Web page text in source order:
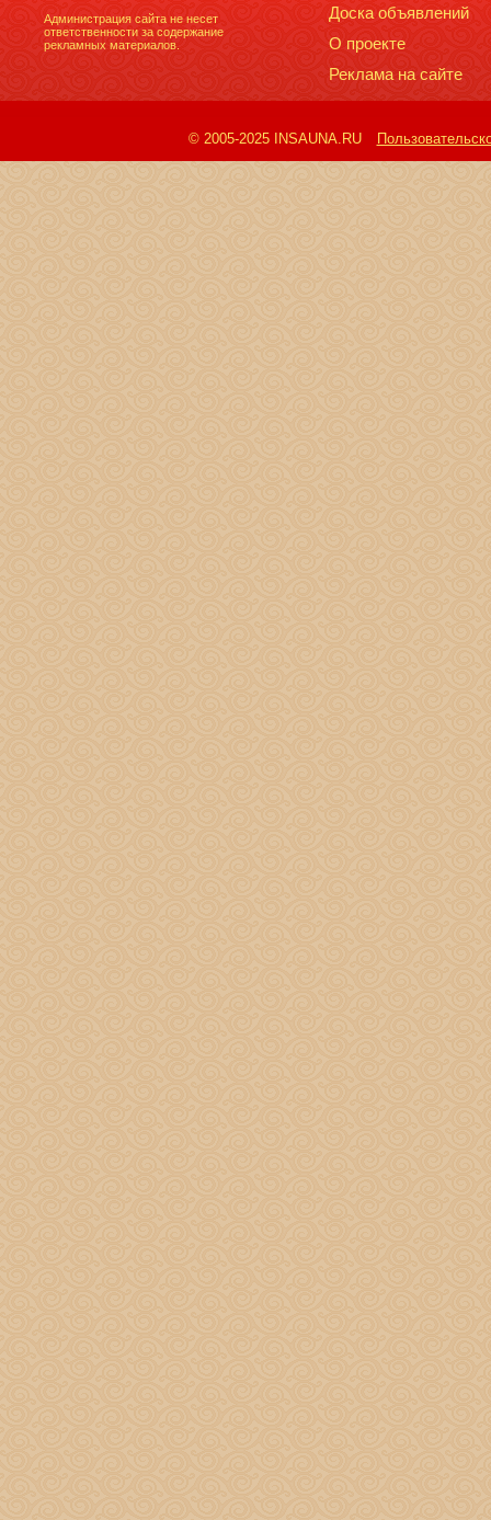
Администрация сайта не несет
ответственности за содержание
рекламных материалов.
Доска объявлений
О проекте
Реклама на сайте
© 2005-2025 INSAUNA.RU